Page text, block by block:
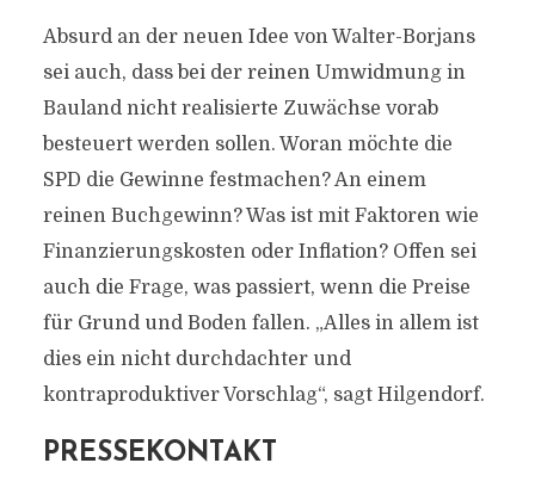
Absurd an der neuen Idee von Walter-Borjans
sei auch, dass bei der reinen Umwidmung in
Bauland nicht realisierte Zuwächse vorab
besteuert werden sollen. Woran möchte die
SPD die Gewinne festmachen? An einem
reinen Buchgewinn? Was ist mit Faktoren wie
Finanzierungskosten oder Inflation? Offen sei
auch die Frage, was passiert, wenn die Preise
für Grund und Boden fallen. „Alles in allem ist
dies ein nicht durchdachter und
kontraproduktiver Vorschlag“, sagt Hilgendorf.
PRESSEKONTAKT